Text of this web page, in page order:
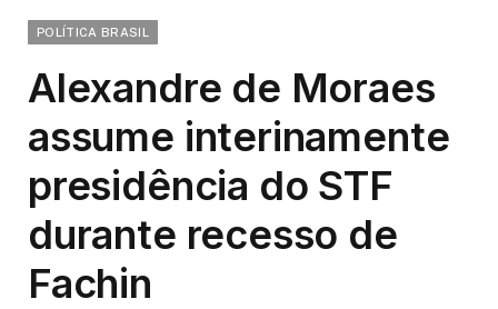
POLÍTICA BRASIL
Alexandre de Moraes
assume interinamente
presidência do STF
durante recesso de
Fachin